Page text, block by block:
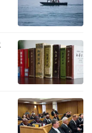
司
盐储量7900亿
水中锂矿保有资